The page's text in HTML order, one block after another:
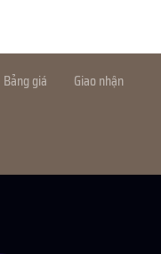
Bảng giá
Giao nhận